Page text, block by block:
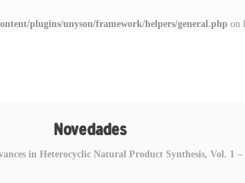
plugins/unyson/framework/helpers/general.php on
Novedades
in Heterocyclic Natural Product Synthesis, Vol. 1